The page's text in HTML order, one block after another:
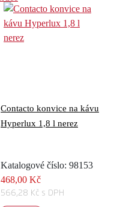
Contacto konvice na kávu
Hyperlux 1,8 l nerez
Katalogové číslo: 98153
468,00 Kč
566,28 Kč s DPH